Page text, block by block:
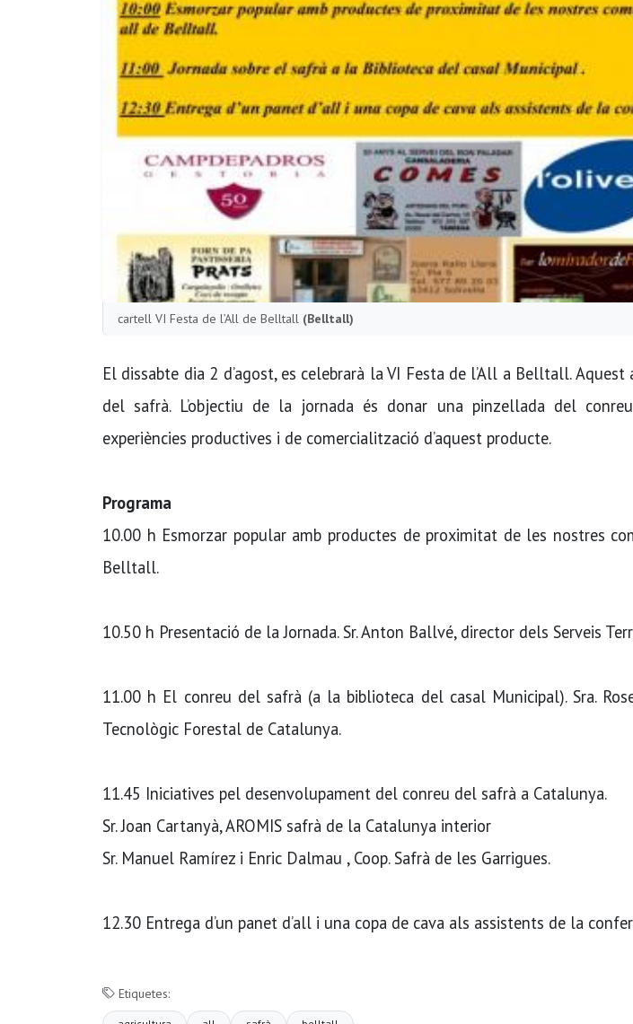
cartell VI Festa de l’All de Belltall (Belltall)
El dissabte dia 2 d’agost, es celebrarà la VI Festa de l’All a Belltall.
del safrà. L’objectiu de la jornada és donar una pinzellada del
experiències productives i de comercialització d’aquest producte.
Programa
10.00 h Esmorzar popular amb productes de proximitat de les nostres
Belltall.
10.50 h Presentació de la Jornada. Sr. Anton Ballvé, director dels Serveis
11.00 h El conreu del safrà (a la biblioteca del casal Municipal). Sra.
Tecnològic Forestal de Catalunya.
11.45 Iniciatives pel desenvolupament del conreu del safrà a Catalunya.
Sr. Joan Cartanyà, AROMIS safrà de la Catalunya interior
Sr. Manuel Ramírez i Enric Dalmau , Coop. Safrà de les Garrigues.
12.30 Entrega d’un panet d’all i una copa de cava als assistents de la
Etiquetes: